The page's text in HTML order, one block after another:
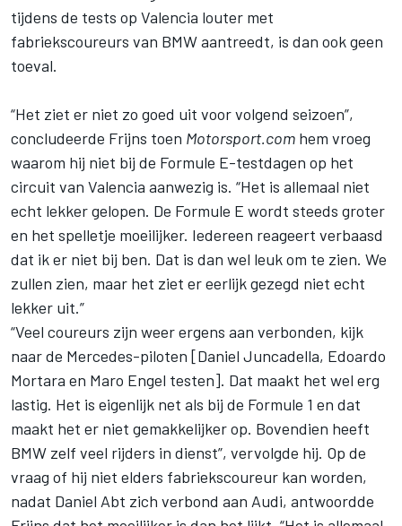
tijdens de tests op Valencia louter met
fabriekscoureurs van BMW aantreedt, is dan ook geen
toeval.
“Het ziet er niet zo goed uit voor volgend seizoen”,
concludeerde Frijns toen Motorsport.com hem vroeg
waarom hij niet bij de Formule E-testdagen op het
circuit van Valencia aanwezig is. “Het is allemaal niet
echt lekker gelopen. De Formule E wordt steeds groter
en het spelletje moeilijker. Iedereen reageert verbaasd
dat ik er niet bij ben. Dat is dan wel leuk om te zien. We
zullen zien, maar het ziet er eerlijk gezegd niet echt
lekker uit.”
“Veel coureurs zijn weer ergens aan verbonden, kijk
naar de Mercedes-piloten [Daniel Juncadella, Edoardo
Mortara en Maro Engel testen]. Dat maakt het wel erg
lastig. Het is eigenlijk net als bij de Formule 1 en dat
maakt het er niet gemakkelijker op. Bovendien heeft
BMW zelf veel rijders in dienst”, vervolgde hij. Op de
vraag of hij niet elders fabriekscoureur kan worden,
nadat Daniel Abt zich verbond aan Audi, antwoordde